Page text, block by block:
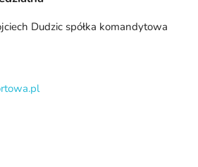
Dudzic spółka komandytowa